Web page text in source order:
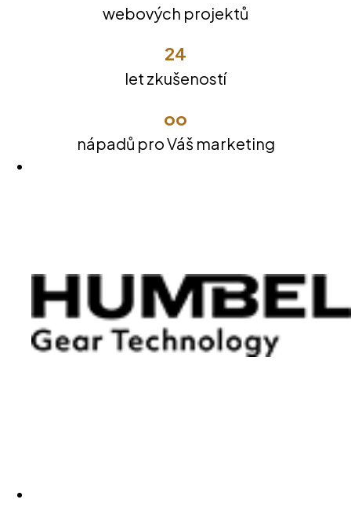
webových projektů
24
let zkušeností
oo
nápadů pro Váš marketing